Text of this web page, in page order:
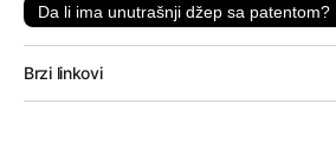
Da li ima unutrašnji džep sa patentom?
Brzi linkovi